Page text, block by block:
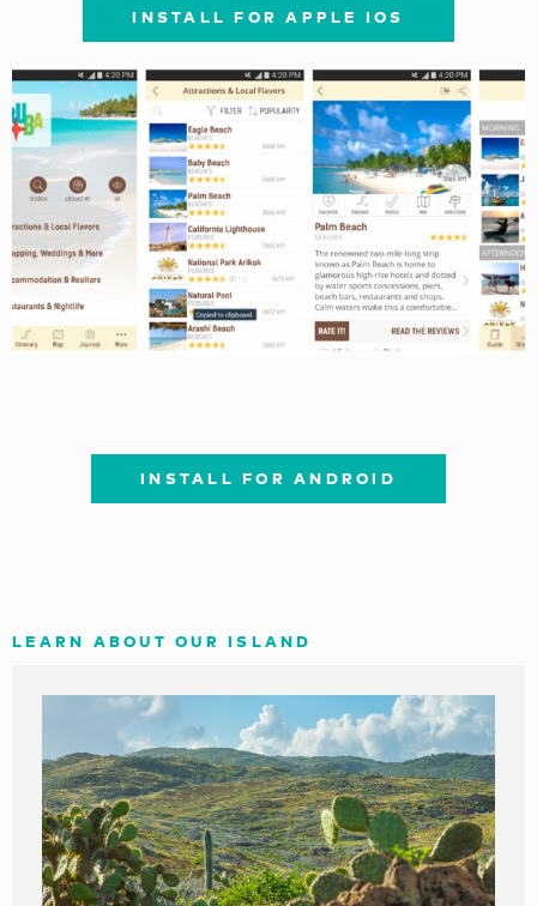
INSTALL FOR APPLE IOS
INSTALL FOR ANDROID
LEARN ABOUT OUR ISLAND